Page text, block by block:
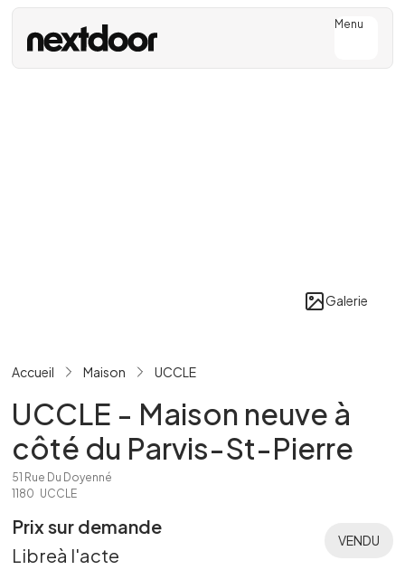
Menu
Galerie
Accueil Maison UCCLE
UCCLE - Maison neuve à
côté du Parvis-St-Pierre
51 Rue Du Doyenné
1180 UCCLE
Prix sur demande
Libreà l'acte
VENDU